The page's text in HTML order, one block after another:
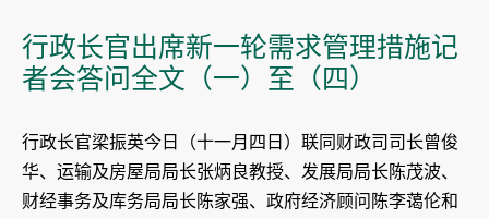
行政长官出席新一轮需求管理措施记
者会答问全文（一）至（四）
行政长官梁振英今日（十一月四日）联同财政司司长曾俊
华、运输及房屋局局长张炳良教授、发展局局长陈茂波、
财经事务及库务局局长陈家强、政府经济顾问陈李蔼伦和